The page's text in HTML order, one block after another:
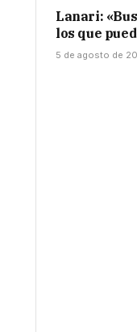
Lanari:
los que
5 de agosto de